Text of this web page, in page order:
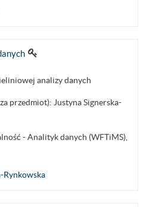
analizy danych
przedmiot): Justyna Signerska-
- Analityk danych (WFTiMS),
Rynkowska